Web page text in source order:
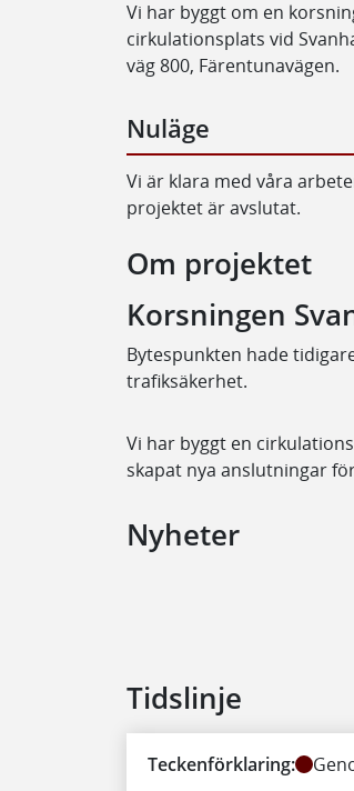
Vi har byggt om en
cirkulationsplats vid
väg 800, Färentunavägen.
Nuläge
Vi är klara med våra
projektet är avslutat.
Om projektet
Korsningen
Bytespunkten hade
trafiksäkerhet.
Vi har byggt en
skapat nya anslutningar
Nyheter
Tidslinje
Teckenförklaring: